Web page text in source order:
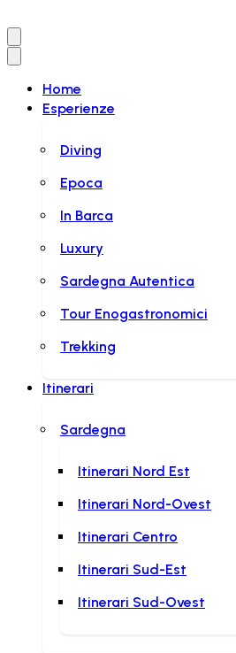
Home
Esperienze
Diving
Epoca
In Barca
Luxury
Sardegna Autentica
Tour Enogastronomici
Trekking
Itinerari
Sardegna
Itinerari Nord Est
Itinerari Nord-Ovest
Itinerari Centro
Itinerari Sud-Est
Itinerari Sud-Ovest